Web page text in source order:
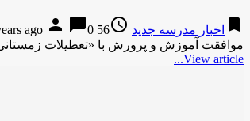
bookmark اخبار مدرسه جدید access_time
56 years ago
person chat_bubble0
موافقت آموزش و پرورش با «تعطیلات
View article...